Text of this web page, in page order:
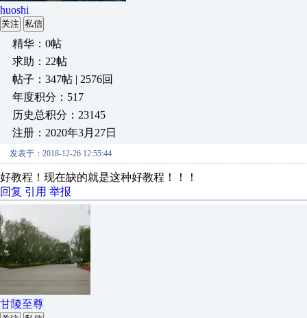
huoshi
关注 私信
精华：0帖
求助：22帖
帖子：347帖 | 2576回
年度积分：517
历史总积分：23145
注册：2020年3月27日
发表于：2018-12-26 12:55:44
好教程！现在缺的就是这种好教程！！！
回复 引用 举报
甘陵至尊